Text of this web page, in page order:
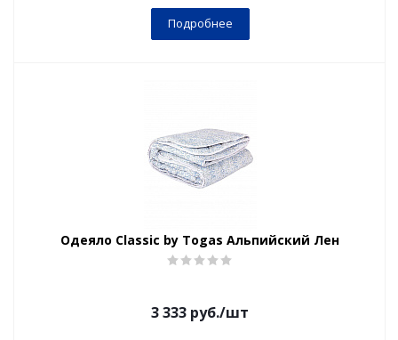
Подробнее
Одеяло Classic by Togas Альпийский Лен
3 333 руб./шт